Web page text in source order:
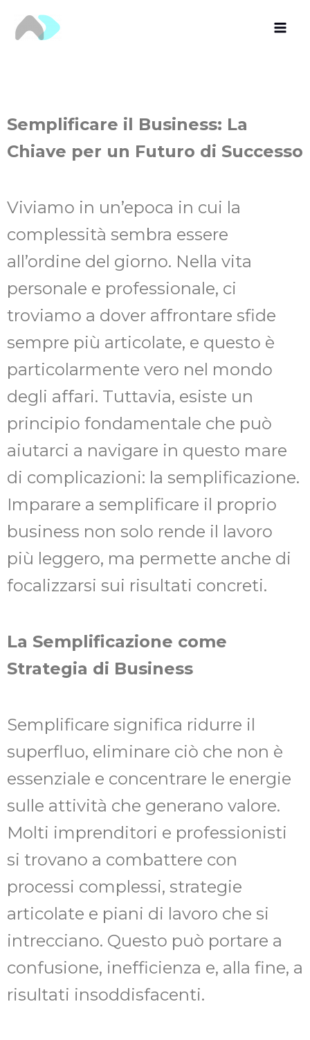
Semplificare il Business: La
Chiave per un Futuro di Successo
Viviamo in un’epoca in cui la
complessità sembra essere
all’ordine del giorno. Nella vita
personale e professionale, ci
troviamo a dover affrontare sfide
sempre più articolate, e questo è
particolarmente vero nel mondo
degli affari. Tuttavia, esiste un
principio fondamentale che può
aiutarci a navigare in questo mare
di complicazioni: la semplificazione.
Imparare a semplificare il proprio
business non solo rende il lavoro
più leggero, ma permette anche di
focalizzarsi sui risultati concreti.
La Semplificazione come
Strategia di Business
Semplificare significa ridurre il
superfluo, eliminare ciò che non è
essenziale e concentrare le energie
sulle attività che generano valore.
Molti imprenditori e professionisti
si trovano a combattere con
processi complessi, strategie
articolate e piani di lavoro che si
intrecciano. Questo può portare a
confusione, inefficienza e, alla fine, a
risultati insoddisfacenti.